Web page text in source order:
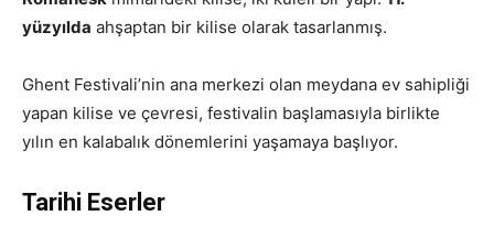
yüzyılda ahşaptan bir kilise olarak tasarlanmış.
Ghent Festivali’nin ana merkezi olan meydana ev sahipliği
yapan kilise ve çevresi, festivalin başlamasıyla birlikte
yılın en kalabalık dönemlerini yaşamaya başlıyor.
Tarihi Eserler